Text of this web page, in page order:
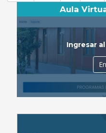
Aula
Ingresar